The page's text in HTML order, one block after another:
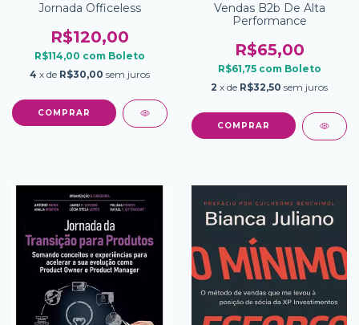
Jornada Officeless
R$120,00
R$114,00 com Boleto
4 x de R$30,00 sem juros
Vendas B2b De Alta
Performance
R$65,00
R$61,75 com Boleto
2 x de R$32,50 sem juros